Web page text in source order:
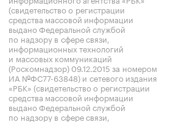
(свидетельство о регистрации
средства массовой информации
выдано Федеральной службой
по надзору в сфере связи,
информационных технологий
и массовых коммуникаций
(Роскомнадзор) 09.12.2015 за номером
ИА №ФС77-63848) и сетевого издания
«РБК» (свидетельство о регистрации
средства массовой информации
выдано Федеральной службой
по надзору в сфере связи,